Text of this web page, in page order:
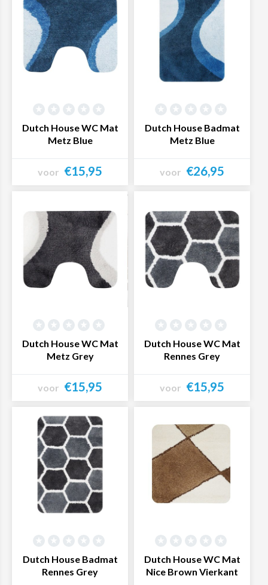
Dutch House WC Mat
Metz Blue
voor €15,95
Dutch House Badmat
Metz Blue
voor €26,95
Dutch House WC Mat
Metz Grey
voor €15,95
Bekijk product
Dutch House WC Mat
Rennes Grey
voor €15,95
Dutch House Badmat
Rennes Grey
Dutch House WC Mat
Nice Brown Vierkant